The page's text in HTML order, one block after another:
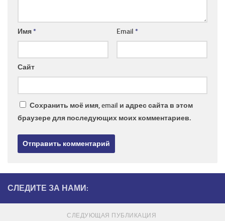
Имя* Email *
Сайт
Сохранить моё имя, email и адрес сайта в этом
браузере для последующих моих комментариев.
СЛЕДИТЕ ЗА НАМИ:
СЛЕДУЮЩАЯ ПУБЛИКАЦИЯ